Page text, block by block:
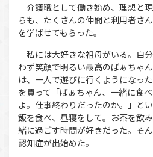
介護職として働き始め、理想と
らも、たくさんの仲間と利用者さ
を学ばせてもらった。
私には大好きな祖母がいる。自
わず笑顔で明るい最高のばぁちゃ
は、一人で遊びに行くようになっ
を買って「ばぁちゃん、一緒に食
よ。仕事終わりだったのか。」と
飯を食べ、昼寝をして。お茶を飲
緒に過ごす時間が好きだった。そ
認知症が出始めた。